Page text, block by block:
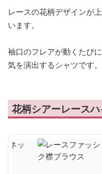
レースの花柄デザインが
います。
袖口のフレアが動くたび
気を演出するシャツです。
花柄シアーレース